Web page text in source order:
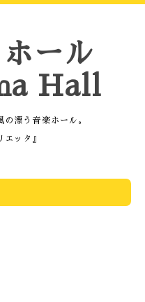
ール
Hall
漂う音楽ホール。
エッタ』